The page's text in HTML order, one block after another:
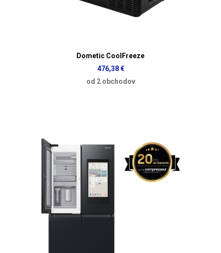
Dometic CoolFreeze
476,38 €
od 2 obchodov